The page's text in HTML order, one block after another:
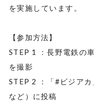
を実施しています。
【参加方法】
STEP 1 ：長野電鉄の
を撮影
STEP 2 ：「#ビジア
など）に投稿